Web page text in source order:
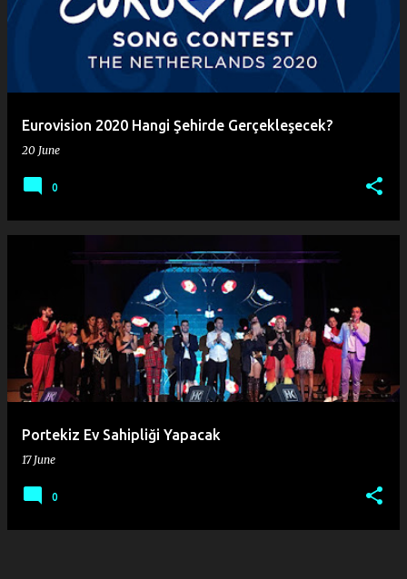
Eurovision 2020 Hangi Şehirde Gerçekleşecek?
20 June
0
Portekiz Ev Sahipliği Yapacak
17 June
0